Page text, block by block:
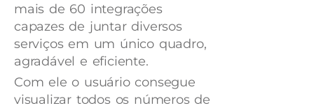
mais de 60 integrações
capazes de juntar diversos
serviços em um único quadro,
agradável e eficiente.
Com ele o usuário consegue
visualizar todos os números de